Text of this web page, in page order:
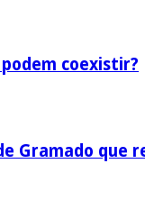
coexistir?
Gramado que